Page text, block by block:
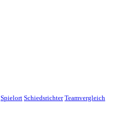
Spielort Schiedsrichter Teamvergleich